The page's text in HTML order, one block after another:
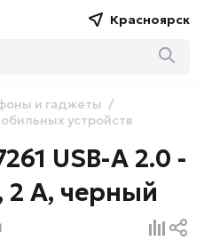
Красноярск
и гаджеты
устройств
USB-A 2.0 -
2 А, черный